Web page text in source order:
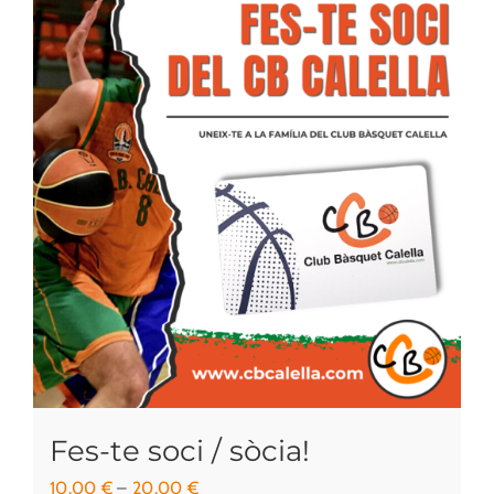
Fes-te soci / sòcia!
10.00€ – 20.00€Interval